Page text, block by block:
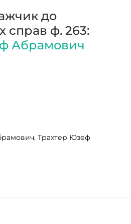
до
справ ф. 263:
Абрамович
Трахтер Юзеф